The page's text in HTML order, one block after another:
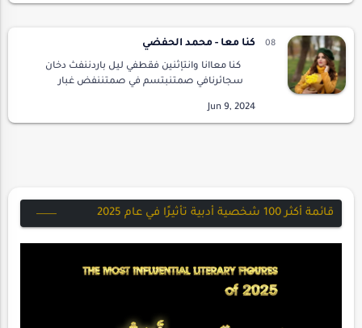
كنا معا - محمد الحفضي
كنا معاانا وانتإثنين فقطفي ليل باردننفث دخان
سجائرنافي صمتنبتسم في صمتننفض غبار
المكانيتمزق سكون الليلبآهاتها ونظراتك
الحالمةرائح…
قائمة أكثر 100 شخصية أدبية تأثيرًا في عام 2025